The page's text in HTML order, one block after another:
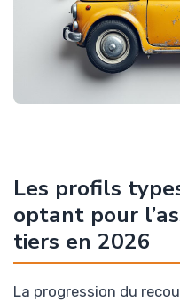
Les profils
optant pour
tiers en 2026
La progression du